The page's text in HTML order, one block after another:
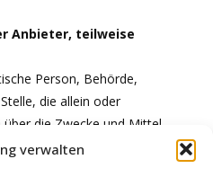
verwalten
Anbieter, teilweise
Person, Behörde,
die allein oder
die Zwecke und Mittel
Daten sowie